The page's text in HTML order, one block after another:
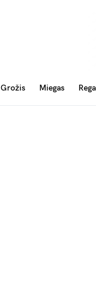
Grožis Miegas Rega